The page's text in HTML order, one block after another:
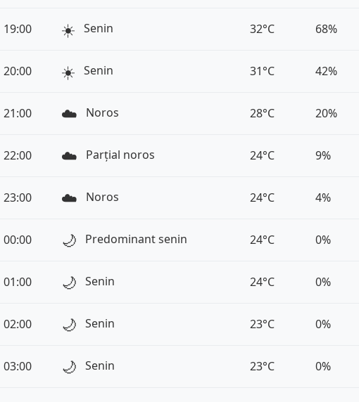
19:00 ☀️ Senin 32°C 68%
20:00 ☀️ Senin 31°C 42%
21:00 ☁️ Noros 28°C 20%
22:00 ☁️ Parțial noros 24°C 9%
23:00 ☁️ Noros 24°C 4%
00:00 🌙 Predominant senin 24°C 0%
01:00 🌙 Senin 24°C 0%
02:00 🌙 Senin 23°C 0%
03:00 🌙 Senin 23°C 0%